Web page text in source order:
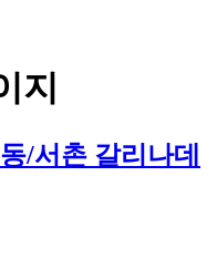
지
/서촌 갈리나데